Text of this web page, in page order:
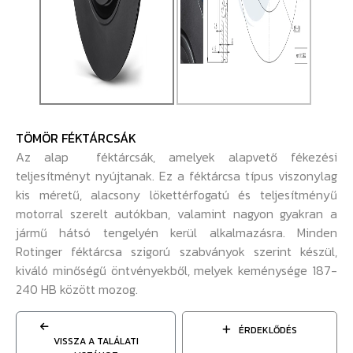
TÖMÖR FÉKTÁRCSÁK
Az alap féktárcsák, amelyek alapvető fékezési
teljesítményt nyújtanak. Ez a féktárcsa típus viszonylag
kis méretű, alacsony lökettérfogatú és teljesítményű
motorral szerelt autókban, valamint nagyon gyakran a
jármű hátsó tengelyén kerül alkalmazásra. Minden
Rotinger féktárcsa szigorú szabványok szerint készül,
kiváló minőségű öntvényekből, melyek keménysége 187-
240 HB között mozog.
VISSZA A TALÁLATI
ÉRDEKLŐDÉS